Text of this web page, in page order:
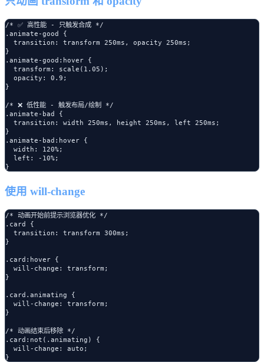
/* ✅ 高性能 - 只触发合成 */
.animate-good {
  transition: transform 250ms, opacity 250ms;
}
.animate-good:hover {
  transform: scale(1.05);
  opacity: 0.9;
}
/* ❌ 低性能 - 触发布局/绘制 */
.animate-bad {
  transition: width 250ms, height 250ms, left 250ms;
}
.animate-bad:hover {
  width: 120%;
  left: -10%;
使用 will-change
/* 动画开始前提示浏览器优化 */
.card {
  transition: transform 300ms;
}
.card:hover {
  will-change: transform;
}
.card.animating {
  will-change: transform;
}
/* 动画结束后移除 */
.card:not(.animating) {
  will-change: auto;